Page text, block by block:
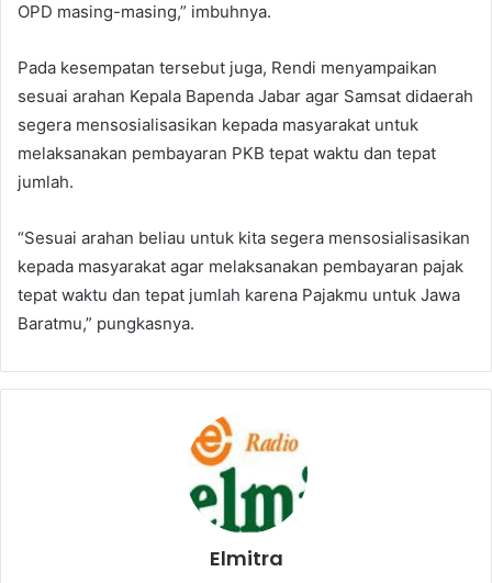
OPD masing-masing,” imbuhnya.
Pada kesempatan tersebut juga, Rendi menyampaikan
sesuai arahan Kepala Bapenda Jabar agar Samsat didaerah
segera mensosialisasikan kepada masyarakat untuk
melaksanakan pembayaran PKB tepat waktu dan tepat
jumlah.
“Sesuai arahan beliau untuk kita segera mensosialisasikan
kepada masyarakat agar melaksanakan pembayaran pajak
tepat waktu dan tepat jumlah karena Pajakmu untuk Jawa
Baratmu,” pungkasnya.
Elmitra